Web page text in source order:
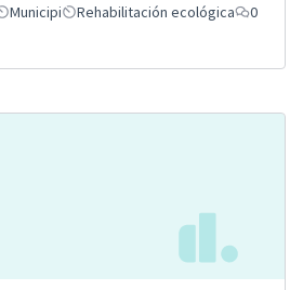
Municipi Rehabilitación ecológica
0